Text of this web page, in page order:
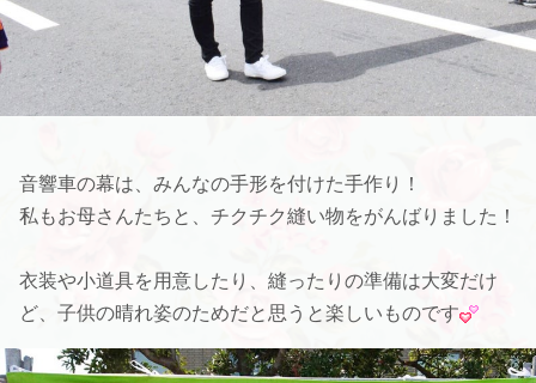
音響車の幕は、みんなの手形を付けた手作り！
私もお母さんたちと、チクチク縫い物をがんばりました！
衣装や小道具を用意したり、縫ったりの準備は大変だけ
ど、子供の晴れ姿のためだと思うと楽しいものです